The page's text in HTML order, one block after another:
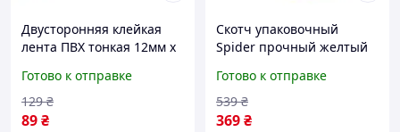
Двусторонняя клейкая
лента ПВХ тонкая 12мм x
скрепления материалов и
офиса
Готово к отправке
89₴
129 ₴
Скотч упаковочный
Spider прочный желтый
клейкая лента для
надежной упаковки
Готово к отправке
369₴
539 ₴